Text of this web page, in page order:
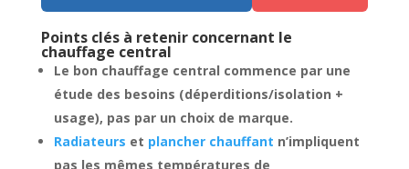
Points clés à retenir concernant le
chauffage central
Le bon chauffage central commence par une
étude des besoins (déperditions/isolation +
usage), pas par un choix de marque.
Radiateurs et plancher chauffant n’impliquent
pas les mêmes températures de